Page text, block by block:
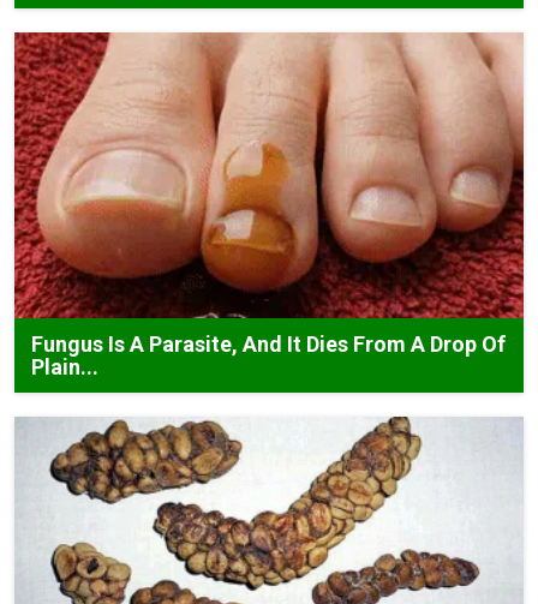
Fungus Is A Parasite, And It Dies From A Drop Of
Plain...